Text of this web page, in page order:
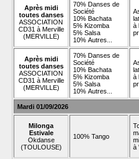
Après midi
toutes danses
ASSOCIATION
CD31 à Merville
(MERVILLE)
70% Danses de
Société
10% Bachata
5% Kizomba
5% Salsa
10% Autres...
à
Après midi
toutes danses
ASSOCIATION
CD31 à Merville
(MERVILLE)
70% Danses de
Société
10% Bachata
5% Kizomba
5% Salsa
10% Autres...
à
Mardi 01/09/2026
Milonga
Estivale
Okdanse
(TOULOUSE)
100% Tango
à